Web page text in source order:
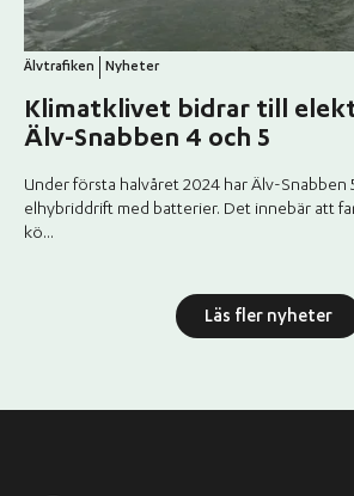
Älvtrafiken Nyheter
Klimatklivet bidrar till
Älv-Snabben 4 och 5
Under första halvåret 2024 har Älv-Snabben
elhybriddrift med batterier. Det innebär att
kö...
Läs fler nyheter